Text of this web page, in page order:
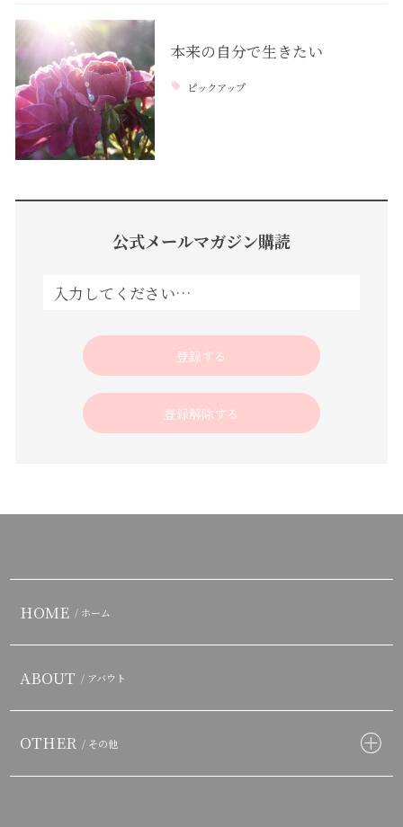
本来の自分で生きたい
ピックアップ
公式メールマガジン購読
HOME / ホーム
ABOUT / アバウト
OTHER / その他